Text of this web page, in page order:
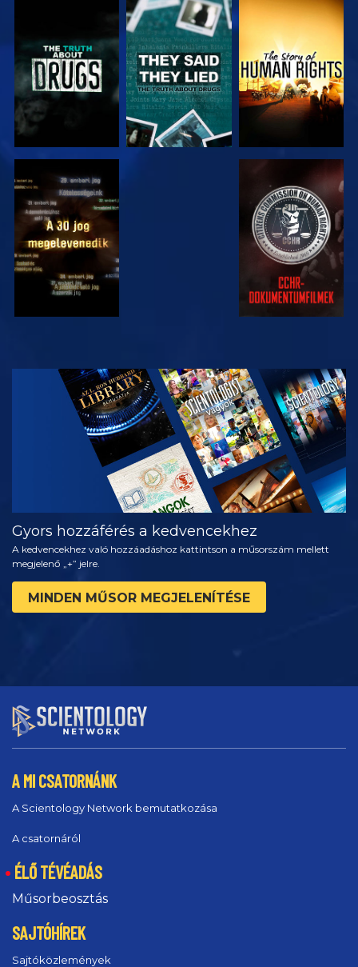
MŰSORNÉZÉS MŰSORNÉZÉS
MŰSORNÉZÉS MŰSORNÉZÉS
MŰSORNÉZÉS
A SOROZAT
RÉSZEI
Gyors hozzáférés a kedvencekhez
A kedvencekhez való hozzáadáshoz kattintson a műsorszám mellett
megjelenő „+” jelre.
MINDEN MŰSOR MEGJELENÍTÉSE
A MI CSATORNÁNK
A Scientology Network bemutatkozása
A csatornáról
ÉLŐ TÉVÉADÁS
Műsorbeosztás
SAJTÓHÍREK
Sajtóközlemények